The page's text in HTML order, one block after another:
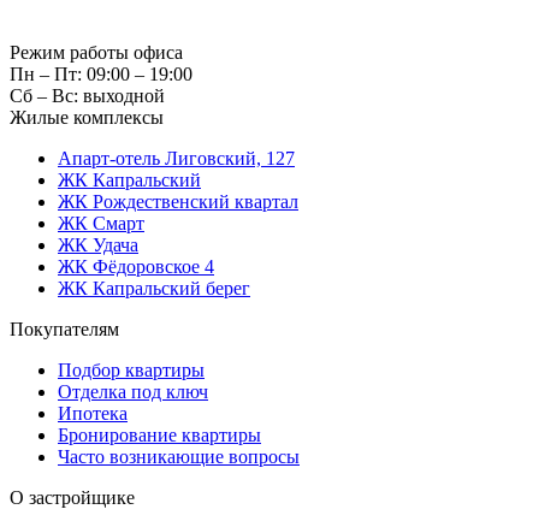
Режим работы офиса
Пн – Пт: 09:00 – 19:00
Сб – Вс: выходной
Жилые комплексы
Апарт-отель Лиговский, 127
ЖК Капральский
ЖК Рождественский квартал
ЖК Смарт
ЖК Удача
ЖК Фёдоровское 4
ЖК Капральский берег
Покупателям
Подбор квартиры
Отделка под ключ
Ипотека
Бронирование квартиры
Часто возникающие вопросы
О застройщике